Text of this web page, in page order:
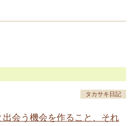
タカサキ日記
会う機会を作ること、それ